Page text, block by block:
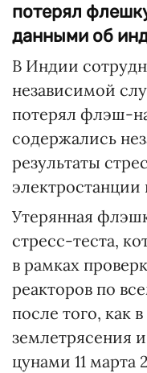
потерял
данными об
В Индии
независимой
потерял флэш-
содержались
результаты
электростанции
Утерянная
стресс-теста,
в рамках
реакторов по
после того, как в
землетрясения
цунами 11 марта